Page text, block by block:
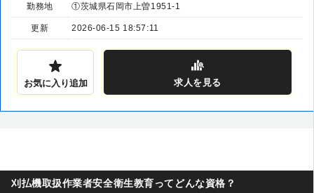
勤務地 ①茨城県石岡市上曽1951-1
更新 2026-06-15 18:57:11
お気に入り追加 求人 を見る
刈払機取扱作業者安全衛生教育ってどんな資格？